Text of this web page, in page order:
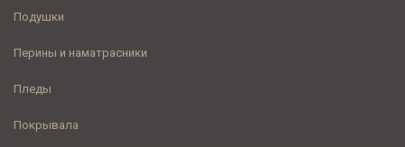
Подушки
Перины и наматрасники
Пледы
Покрывала